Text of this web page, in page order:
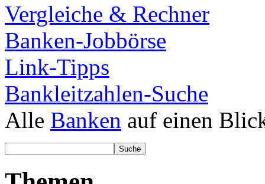
Vergleiche & Rechner
Banken-Jobbörse
Link-Tipps
Bankleitzahlen-Suche
Alle Banken auf einen